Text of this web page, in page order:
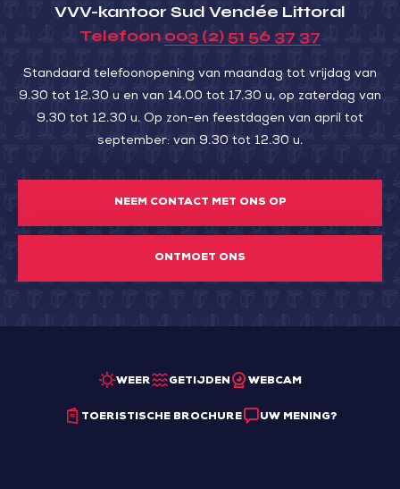
&
catches
–
Purcell
at
the
VVV-kantoor Sud Vendée Littoral
Telefoon 003 (2) 51 56 37 37
Standaard telefoonopening van maandag tot vrijdag van
9.30 tot 12.30 u en van 14.00 tot 17.30 u, op zaterdag van
9.30 tot 12.30 u. Op zon-en feestdagen van april tot
september: van 9.30 tot 12.30 u.
NEEM CONTACT MET ONS OP
ONTMOET ONS
WEER GETIJDEN WEBCAM
TOERISTISCHE BROCHURE UW MENING?